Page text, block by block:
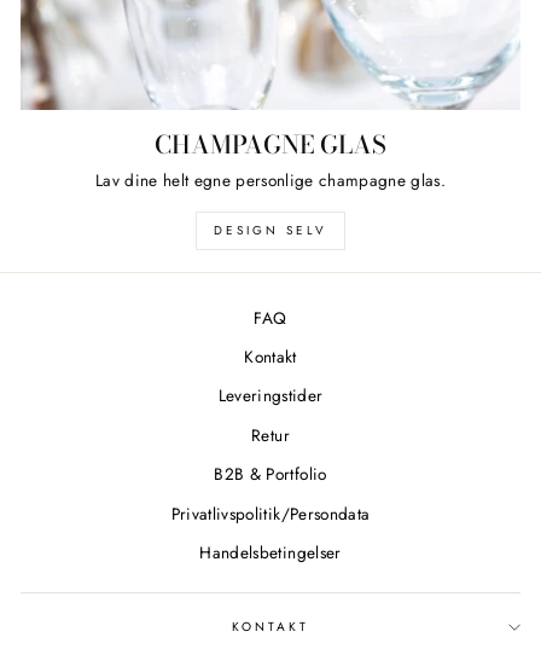
CHAMPAGNE GLAS
Lav dine helt egne personlige champagne glas.
DESIGN SELV
FAQ
Kontakt
Leveringstider
Retur
B2B & Portfolio
Privatlivspolitik/Persondata
Handelsbetingelser
KONTAKT